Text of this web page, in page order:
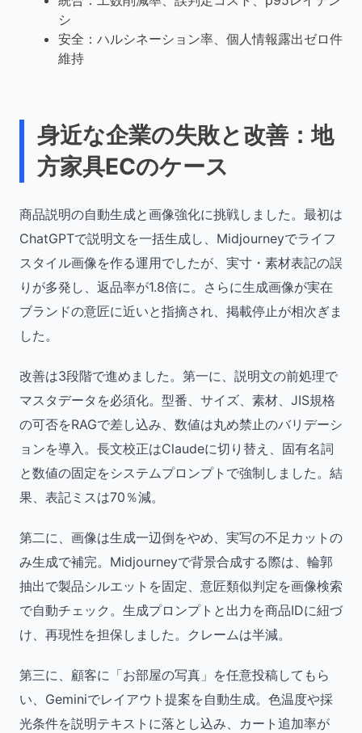
シ
安全：ハルシネーション率、個人情報露出ゼロ件
維持
身近な企業の失敗と改善：地
方家具ECのケース
商品説明の自動生成と画像強化に挑戦しました。最初は
ChatGPTで説明文を一括生成し、Midjourneyでライフ
スタイル画像を作る運用でしたが、実寸・素材表記の誤
りが多発し、返品率が1.8倍に。さらに生成画像が実在
ブランドの意匠に近いと指摘され、掲載停止が相次ぎま
した。
改善は3段階で進めました。第一に、説明文の前処理で
マスタデータを必須化。型番、サイズ、素材、JIS規格
の可否をRAGで差し込み、数値は丸め禁止のバリデーシ
ョンを導入。長文校正はClaudeに切り替え、固有名詞
と数値の固定をシステムプロンプトで強制しました。結
果、表記ミスは70％減。
第二に、画像は生成一辺倒をやめ、実写の不足カットの
み生成で補完。Midjourneyで背景合成する際は、輪郭
抽出で製品シルエットを固定、意匠類似判定を画像検索
で自動チェック。生成プロンプトと出力を商品IDに紐づ
け、再現性を担保しました。クレームは半減。
第三に、顧客に「お部屋の写真」を任意投稿してもら
い、Geminiでレイアウト提案を自動生成。色温度や採
光条件を説明テキストに落とし込み、カート追加率が